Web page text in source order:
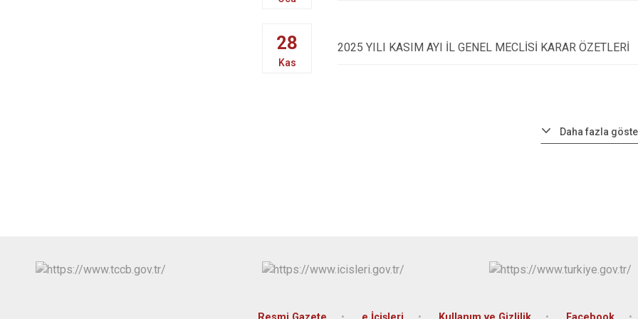
28
Kas
2025 YILI KASIM AYI İL GENEL MECLİSİ KARAR ÖZETLERİ
Daha fazla